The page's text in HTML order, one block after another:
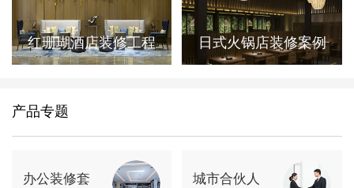
红珊瑚酒店装修工程 日式火锅店装修案例
产品专题
办公装修套
城市合伙人